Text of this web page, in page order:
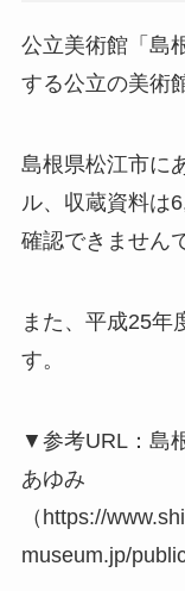
公立美術館「島
する公立の美術
島根県松江市に
ル、収蔵資料は
確認できません
また、平成25年
す。
▼参考URL：島
あゆみ
（https://
museum.jp/